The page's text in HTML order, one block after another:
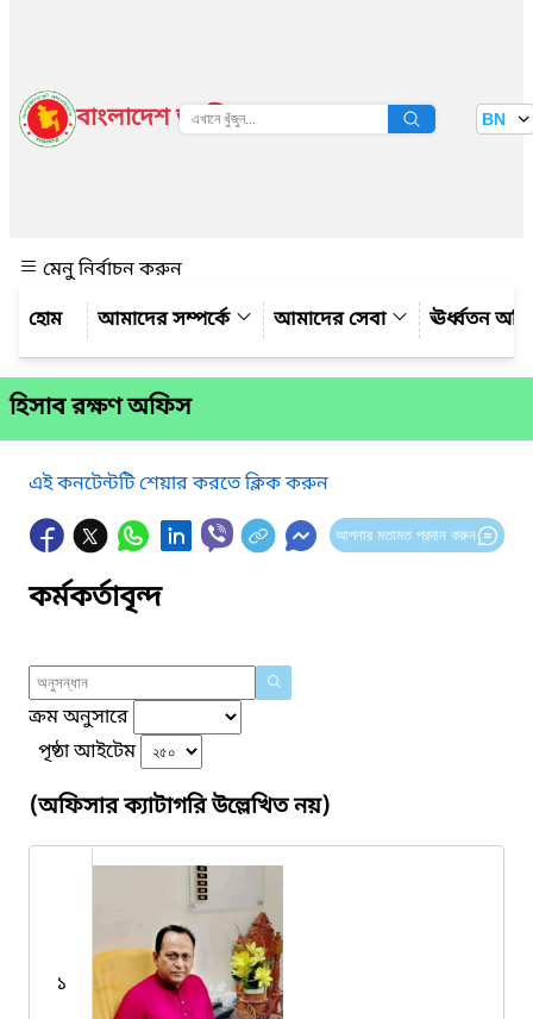
বাংলাদেশ জাতীয় তথ্য বাতায়ন BN
মেনু নির্বাচন করুন
আমাদের সম্পর্কে
আমাদের সেবা ঊর্ধ্বতন
হিসাব রক্ষণ অফিস
এই কনটেন্টটি শেয়ার করতে ক্লিক করুন
আপনার মতামত প্রদান করুন
কর্মকর্তাবৃন্দ
ক্রম অনুসারে
পৃষ্ঠা আইটেম
(অফিসার ক্যাটাগরি উল্লেখিত নয়)
১